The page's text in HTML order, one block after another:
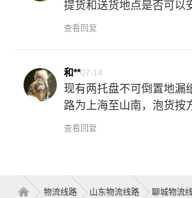
提货和送货地点是否可以
查看回复
和**07-14
现有两托盘不可倒置地漏
路为上海至山南，泡货按
查看回复
物流线路 山东物流线路 聊城物流